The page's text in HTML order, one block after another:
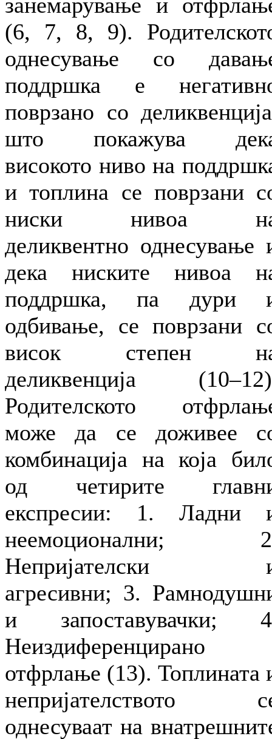
(6, 7, 8, 9).
однесување со
поддршка е
поврзано со
што покажува
високото ниво на
и топлина се поврзани
ниски нивоа
деликвентно однесување
дека ниските нивоа
поддршка, па дури
одбивање, се поврзани
висок степен
деликвенција
Родителското
може да се доживее
комбинација на која
од четирите
експресии: 1. Ладни
неемоционални;
Непријателски
агресивни; 3.
и запоставувачки;
Неиздиференцирано
отфрлање (13). Топлината
непријателството
однесуваат на